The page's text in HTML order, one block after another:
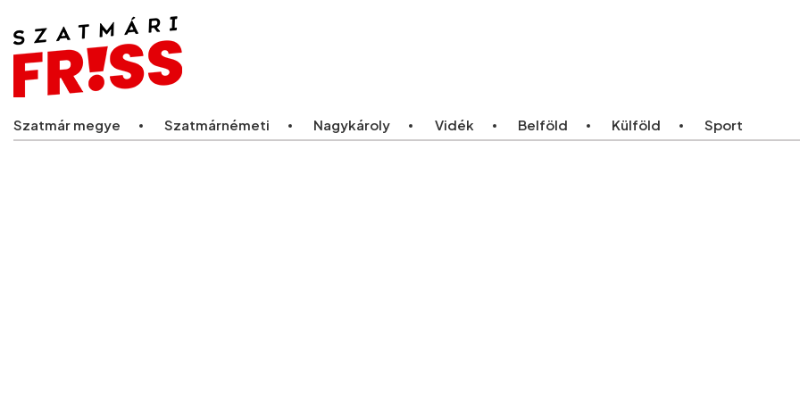
Szatmár megye Szatmárnémeti Nagykároly Vidék Belföld Külföld Sport